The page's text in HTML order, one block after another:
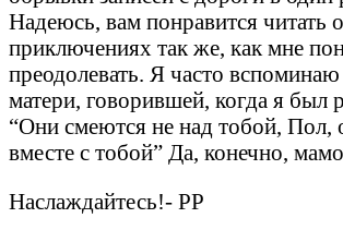
Надеюсь, вам понравится читать
приключениях так же, как мне
преодолевать. Я часто вспоминаю
матери, говорившей, когда я был
“Они смеются не над тобой, Пол,
вместе с тобой” Да, конечно,
Наслаждайтесь!- PP